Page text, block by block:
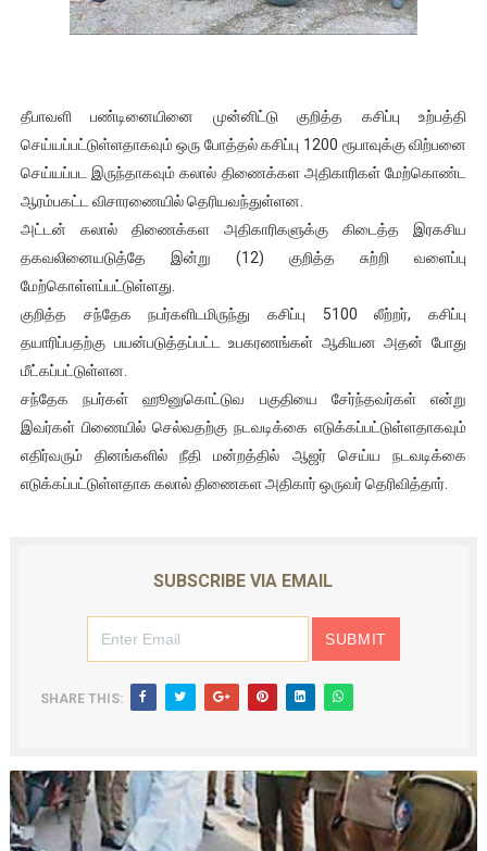
ஐ.நா முன்றலில் சீரற்ற காலநிலையிலும் தமிழின அழிப்பிற்கு
ஜனாதிபதி ஐக்கிய நாடுகளின் பொதுச் சபை கூட்டத்தில் இன்று
32 CM விநோத கன்றுக்குட்டி! (வீடியோ)
வலிமை தான் அஜித் திரைப்பயணத்திலே அதிக காலெக்ஷன் செய்த
தீபாவளி பண்டினையினை முன்னிட்டு குறித்த கசிப்பு உற்பத்தி
செய்யப்பட்டுள்ளதாகவும் ஒரு போத்தல் கசிப்பு 1200 ரூபாவுக்கு விற்பனை
செய்யப்பட இருந்தாகவும் கலால் திணைக்கள அதிகாரிகள் மேற்கொண்ட
ஆரம்பகட்ட விசாரணையில் தெரியவந்துள்ளன.
அட்டன் கலால் திணைக்கள அதிகாரிகளுக்கு கிடைத்த இரகசிய
தகவலினையடுத்தே இன்று (12) குறித்த சுற்றி வளைப்பு
மேற்கொள்ளப்பட்டுள்ளது.
குறித்த சந்தேக நபர்களிடமிருந்து கசிப்பு 5100 லீற்றர், கசிப்பு
தயாரிப்பதற்கு பயன்படுத்தப்பட்ட உபகரணங்கள் ஆகியன அதன் போது
மீட்கப்பட்டுள்ளன.
சந்தேக நபர்கள் ஹூனுகொட்டுவ பகுதியை சேர்ந்தவர்கள் என்று
இவர்கள் பிணையில் செல்வதற்கு நடவடிக்கை எடுக்கப்பட்டுள்ளதாகவும்
எதிர்வரும் தினங்களில் நீதி மன்றத்தில் ஆஜர் செய்ய நடவடிக்கை
எடுக்கப்பட்டுள்ளதாக கலால் திணைகள அதிகார் ஒருவர் தெரிவித்தார்.
SUBSCRIBE VIA EMAIL
SHARE THIS: